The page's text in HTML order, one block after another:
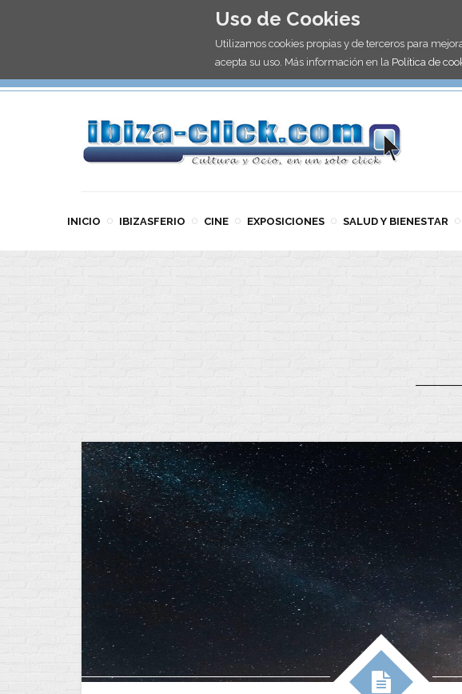
Uso de Cookies
Utilizamos cookies propias y de terceros para
acepta su uso. Más información en la Política de
INICIO IBIZASFERIO CINE EXPOSICIONES SALUD Y BIENESTAR